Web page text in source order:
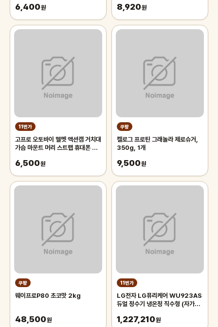
6,400원
츠 팔찌 4 46mm 42
8,920원
11번가
고프로 오토바이 헬멧 액션캠 거치대
가슴 마운트 머리 스트랩 휴대폰 스
6,500원
쿠팡
켈로그 프로틴 그래놀라 제로슈거,
350g, 1개
9,500원
쿠팡
웨이프로P80 초코맛 2kg
48,500원
11번가
LG전자 LG퓨리케어 WU923AS
듀얼 정수기 냉온정 직수형 (자가관
1,227,210원